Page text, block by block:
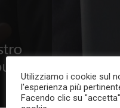
Utilizziamo i cookie sul
l'esperienza più
Facendo clic su